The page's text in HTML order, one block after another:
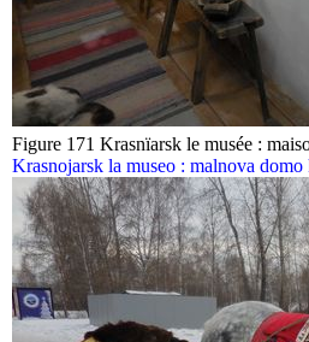
Figure 171 Krasnïarsk le musée :
Krasnojarsk la museo : malnova